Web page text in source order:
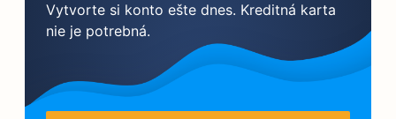
Vytvorte si konto ešte dnes. Kreditná karta
nie je potrebná.